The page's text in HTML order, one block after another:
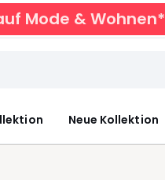
Mode & Wohnen*
Neue Kollektion